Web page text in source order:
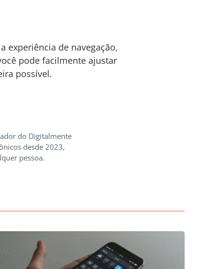
experiência de navegação,
pode facilmente ajustar
possível.
do Digitalmente
desde 2023,
pessoa.